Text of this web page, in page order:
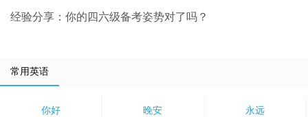
经验分享：你的四六级备考姿势对了吗？
常用英语
你好 晚安 永远